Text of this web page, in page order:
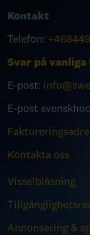
Kontakt
Telefon:
Svar på
E-post:
E-post
Kontakta oss
Visselblåsning
Annonsering &